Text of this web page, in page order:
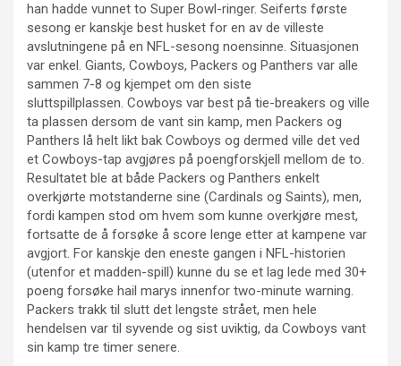
han hadde vunnet to Super Bowl-ringer. Seiferts første
sesong er kanskje best husket for en av de villeste
avslutningene på en NFL-sesong noensinne. Situasjonen
var enkel. Giants, Cowboys, Packers og Panthers var alle
sammen 7-8 og kjempet om den siste
sluttspillplassen. Cowboys var best på tie-breakers og ville
ta plassen dersom de vant sin kamp, men Packers og
Panthers lå helt likt bak Cowboys og dermed ville det ved
et Cowboys-tap avgjøres på poengforskjell mellom de to.
Resultatet ble at både Packers og Panthers enkelt
overkjørte motstanderne sine (Cardinals og Saints), men,
fordi kampen stod om hvem som kunne overkjøre mest,
fortsatte de å forsøke å score lenge etter at kampene var
avgjort. For kanskje den eneste gangen i NFL-historien
(utenfor et madden-spill) kunne du se et lag lede med 30+
poeng forsøke hail marys innenfor two-minute warning.
Packers trakk til slutt det lengste strået, men hele
hendelsen var til syvende og sist uviktig, da Cowboys vant
sin kamp tre timer senere.